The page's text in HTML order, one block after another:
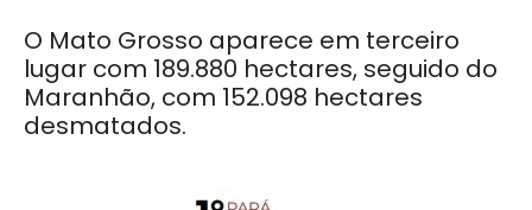
O Mato Grosso aparece em terceiro
lugar com 189.880 hectares, seguido do
Maranhão, com 152.098 hectares
desmatados.